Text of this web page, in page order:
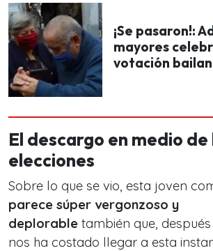
¡Se pasaron!:
mayores
votación
El descargo en medio de
elecciones
Sobre lo que se vio, esta joven
parece súper vergonzoso y
deplorable también que,
nos ha costado llegar a esta